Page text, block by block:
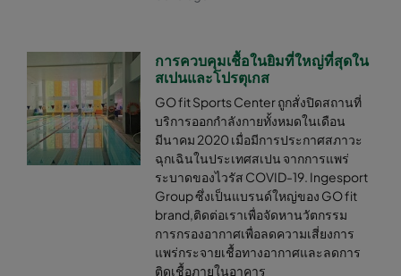
การควบคุมเชื้อในยิมที่ใหญ่ที่สุดใน
สเปนและโปรตุเกส
GO fit Sports Center ถูกสั่งปิดสถานที่
บริการออกกำลังกายทั้งหมดในเดือน
มีนาคม 2020 เมื่อมีการประกาศสภาวะ
ฉุกเฉินในประเทศสเปน จากการแพร่
ระบาดของไวรัส COVID-19. Ingesport
Group ซึ่งเป็นแบรนด์ใหญ่ของ GO fit
brand,ติดต่อเราเพื่อจัดหานวัตกรรม
การกรองอากาศเพื่อลดความเสี่ยงการ
แพร่กระจายเชื้อทางอากาศและลดการ
ติดเชื้อภายในอาคาร